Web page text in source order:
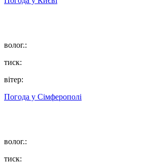
волог.:
тиск:
вітер:
Погода у Сімферополі
волог.:
тиск: